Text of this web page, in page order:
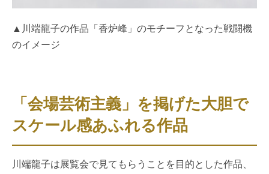
▲川端龍子の作品「香炉峰」のモチーフとなった戦闘機
のイメージ
「会場芸術主義」を掲げた大胆で
スケール感あふれる作品
川端龍子は展覧会で見てもらうことを目的とした作品、